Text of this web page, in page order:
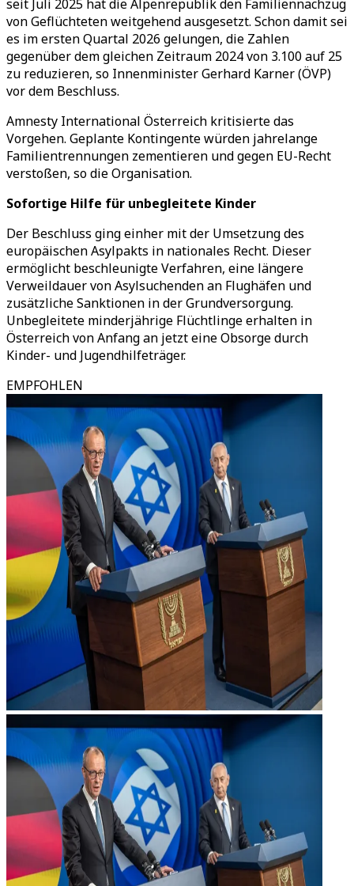
seit Juli 2025 hat die Alpenrepublik den Familiennachzug
von Geflüchteten weitgehend ausgesetzt. Schon damit sei
es im ersten Quartal 2026 gelungen, die Zahlen
gegenüber dem gleichen Zeitraum 2024 von 3.100 auf 25
zu reduzieren, so Innenminister Gerhard Karner (ÖVP)
vor dem Beschluss.
Amnesty International Österreich kritisierte das
Vorgehen. Geplante Kontingente würden jahrelange
Familientrennungen zementieren und gegen EU-Recht
verstoßen, so die Organisation.
Sofortige Hilfe für unbegleitete Kinder
Der Beschluss ging einher mit der Umsetzung des
europäischen Asylpakts in nationales Recht. Dieser
ermöglicht beschleunigte Verfahren, eine längere
Verweildauer von Asylsuchenden an Flughäfen und
zusätzliche Sanktionen in der Grundversorgung.
Unbegleitete minderjährige Flüchtlinge erhalten in
Österreich von Anfang an jetzt eine Obsorge durch
Kinder- und Jugendhilfeträger.
EMPFOHLEN